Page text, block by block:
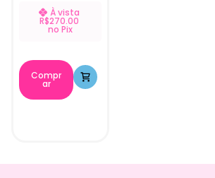
À vista
R$270.00
no Pix
Compr
ar